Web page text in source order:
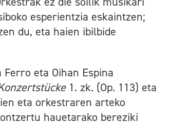
esperientzia eskaintzen;
du, eta haien ibilbide
eta Oihan Espina
1. zk. (Op. 113) eta
eta orkestraren arteko
hauetarako bereziki